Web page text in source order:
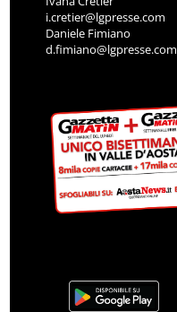
i.cretier@lgpresse.com
Daniele Fimiano
d.fimiano@lgpresse.com